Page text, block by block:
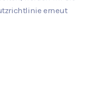
erneut